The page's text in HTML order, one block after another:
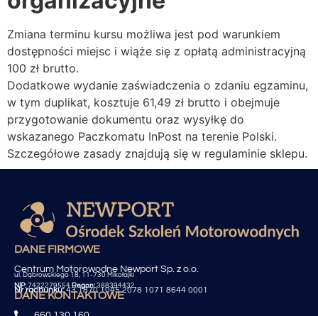
Zmiana terminu kursu możliwa jest pod warunkiem
dostępności miejsc i wiąże się z opłatą administracyjną
100 zł brutto.
Dodatkowe wydanie zaświadczenia o zdaniu egzaminu,
w tym duplikat, kosztuje 61,49 zł brutto i obejmuje
przygotowanie dokumentu oraz wysyłkę do
wskazanego Paczkomatu InPost na terenie Polski.
Szczegółowe zasady znajdują się w regulaminie sklepu.
DANE FIRMOWE
Centrum Motorowodne Newport Sp. z o.o.
ul. Dąbrowskiego 18, 11-730 Mikołajki
NIP: 7422279554 Regon: 388394432
Nr rachunku:43 1870 1045 2078 1071 8644 0001
DANE KONTAKTOWE